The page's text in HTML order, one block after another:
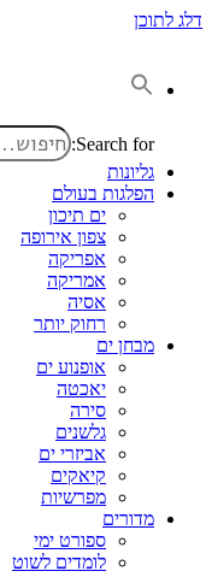
דלג לתוכן
Search for:
גליונות
הפלגות בעולם
ים תיכון
צפון אירופה
אפריקה
אמריקה
אסיה
רחוק יותר
מבחן ים
אופנוע ים
יאכטה
סירה
גלשנים
אביזרי ים
קיאקים
מפרשיות
מדורים
ספורט ימי
לומדים לשוט